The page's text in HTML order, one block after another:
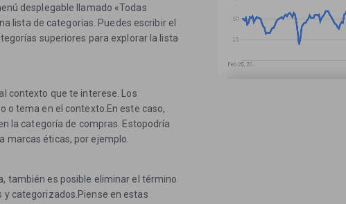
desplegable llamado «Todas
lista de categorías. Puedes escribir el
superiores para explorar la lista
contexto que te interese. Los
o tema en el contexto.En este caso,
la categoría de compras. Estopodría
marcas éticas, por ejemplo.
también es posible eliminar el término
categorizados.Piense en estas